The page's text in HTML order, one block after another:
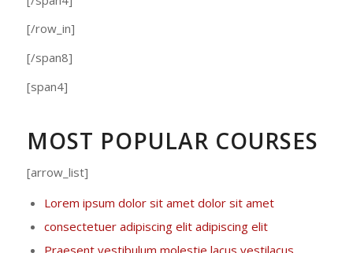
[/row_in]
[/span8]
[span4]
MOST POPULAR COURSES
[arrow_list]
Lorem ipsum dolor sit amet dolor sit amet
consectetuer adipiscing elit adipiscing elit